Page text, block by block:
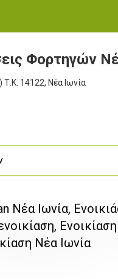
Φορτηγών
Τ.Κ. 14122, Νέα Ιωνία
Νέα Ιωνία,
Νέα Ιωνία